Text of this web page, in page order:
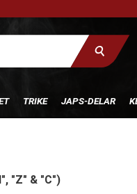
TRIKE JAPS-DELAR
"Z" & "C")